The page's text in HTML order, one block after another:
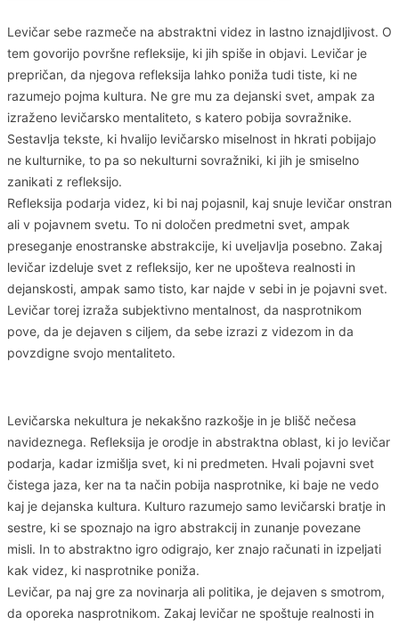
Levičar sebe razmeče na abstraktni videz in lastno iznajdljivost. O
tem govorijo površne refleksije, ki jih spiše in objavi. Levičar je
prepričan, da njegova refleksija lahko poniža tudi tiste, ki ne
razumejo pojma kultura. Ne gre mu za dejanski svet, ampak za
izraženo levičarsko mentaliteto, s katero pobija sovražnike.
Sestavlja tekste, ki hvalijo levičarsko miselnost in hkrati pobijajo
ne kulturnike, to pa so nekulturni sovražniki, ki jih je smiselno
zanikati z refleksijo.
Refleksija podarja videz, ki bi naj pojasnil, kaj snuje levičar onstran
ali v pojavnem svetu. To ni določen predmetni svet, ampak
preseganje enostranske abstrakcije, ki uveljavlja posebno. Zakaj
levičar izdeluje svet z refleksijo, ker ne upošteva realnosti in
dejanskosti, ampak samo tisto, kar najde v sebi in je pojavni svet.
Levičar torej izraža subjektivno mentalnost, da nasprotnikom
pove, da je dejaven s ciljem, da sebe izrazi z videzom in da
povzdigne svojo mentaliteto.
Levičarska nekultura je nekakšno razkošje in je blišč nečesa
navideznega. Refleksija je orodje in abstraktna oblast, ki jo levičar
podarja, kadar izmišlja svet, ki ni predmeten. Hvali pojavni svet
čistega jaza, ker na ta način pobija nasprotnike, ki baje ne vedo
kaj je dejanska kultura. Kulturo razumejo samo levičarski bratje in
sestre, ki se spoznajo na igro abstrakcij in zunanje povezane
misli. In to abstraktno igro odigrajo, ker znajo računati in izpeljati
kak videz, ki nasprotnike poniža.
Levičar, pa naj gre za novinarja ali politika, je dejaven s smotrom,
da oporeka nasprotnikom. Zakaj levičar ne spoštuje realnosti in